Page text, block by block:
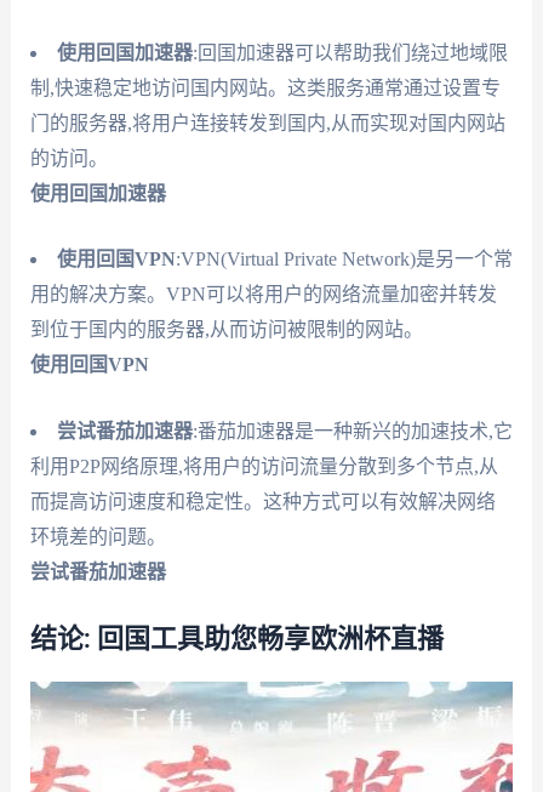
使用回国加速器:回国加速器可以帮助我们绕过地域限
制,快速稳定地访问国内网站。这类服务通常通过设置专
门的服务器,将用户连接转发到国内,从而实现对国内网站
的访问。
使用回国加速器
使用回国VPN:VPN(Virtual Private Network)是另一个常
用的解决方案。VPN可以将用户的网络流量加密并转发
到位于国内的服务器,从而访问被限制的网站。
使用回国VPN
尝试番茄加速器:番茄加速器是一种新兴的加速技术,它
利用P2P网络原理,将用户的访问流量分散到多个节点,从
而提高访问速度和稳定性。这种方式可以有效解决网络
环境差的问题。
尝试番茄加速器
结论: 回国工具助您畅享欧洲杯直播